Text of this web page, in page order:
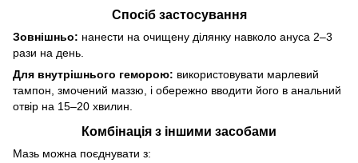
Спосіб застосування
Зовнішньо: нанести на очищену ділянку навколо ануса 2–3
рази на день.
Для внутрішнього геморою: використовувати марлевий
тампон, змочений маззю, і обережно вводити його в анальний
отвір на 15–20 хвилин.
Комбінація з іншими засобами
Мазь можна поєднувати з: